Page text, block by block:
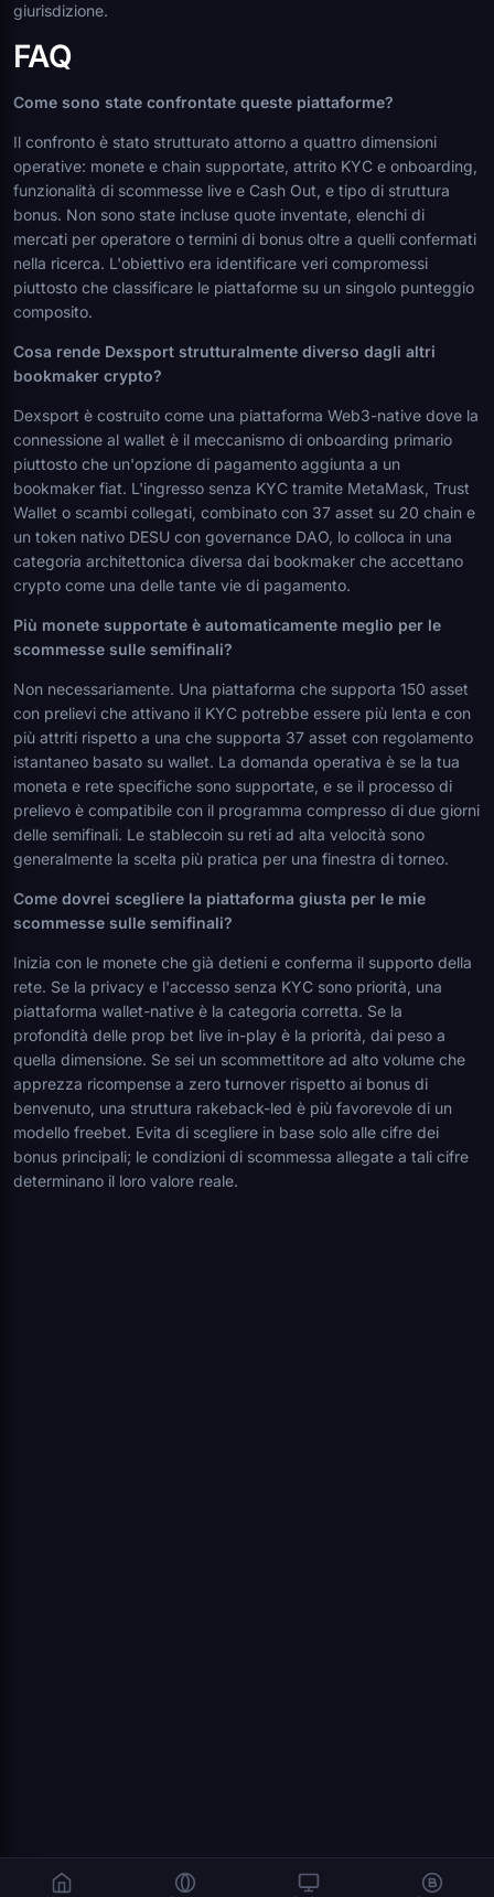
giurisdizione.
FAQ
Come sono state confrontate queste piattaforme?
Il confronto è stato strutturato attorno a quattro dimensioni
operative: monete e chain supportate, attrito KYC e onboarding,
funzionalità di scommesse live e Cash Out, e tipo di struttura
bonus. Non sono state incluse quote inventate, elenchi di
mercati per operatore o termini di bonus oltre a quelli confermati
nella ricerca. L'obiettivo era identificare veri compromessi
piuttosto che classificare le piattaforme su un singolo punteggio
composito.
Cosa rende Dexsport strutturalmente diverso dagli altri
bookmaker crypto?
Dexsport è costruito come una piattaforma Web3-native dove la
connessione al wallet è il meccanismo di onboarding primario
piuttosto che un'opzione di pagamento aggiunta a un
bookmaker fiat. L'ingresso senza KYC tramite MetaMask, Trust
Wallet o scambi collegati, combinato con 37 asset su 20 chain e
un token nativo DESU con governance DAO, lo colloca in una
categoria architettonica diversa dai bookmaker che accettano
crypto come una delle tante vie di pagamento.
Più monete supportate è automaticamente meglio per le
scommesse sulle semifinali?
Non necessariamente. Una piattaforma che supporta 150 asset
con prelievi che attivano il KYC potrebbe essere più lenta e con
più attriti rispetto a una che supporta 37 asset con regolamento
istantaneo basato su wallet. La domanda operativa è se la tua
moneta e rete specifiche sono supportate, e se il processo di
prelievo è compatibile con il programma compresso di due giorni
delle semifinali. Le stablecoin su reti ad alta velocità sono
generalmente la scelta più pratica per una finestra di torneo.
Come dovrei scegliere la piattaforma giusta per le mie
scommesse sulle semifinali?
Inizia con le monete che già detieni e conferma il supporto della
rete. Se la privacy e l'accesso senza KYC sono priorità, una
piattaforma wallet-native è la categoria corretta. Se la
profondità delle prop bet live in-play è la priorità, dai peso a
quella dimensione. Se sei un scommettitore ad alto volume che
apprezza ricompense a zero turnover rispetto ai bonus di
benvenuto, una struttura rakeback-led è più favorevole di un
modello freebet. Evita di scegliere in base solo alle cifre dei
bonus principali; le condizioni di scommessa allegate a tali cifre
determinano il loro valore reale.